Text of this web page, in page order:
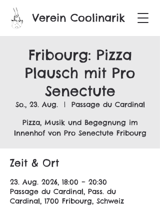
Verein Coolinarik
Fribourg: Pizza
Plausch mit Pro
Senectute
So., 23. Aug.
  |
Passage du Cardinal
Pizza, Musik und Begegnung im
Innenhof von Pro Senectute Fribourg
Zeit & Ort
23. Aug. 2026, 18:00 – 20:30
Passage du Cardinal, Pass. du
Cardinal, 1700 Fribourg, Schweiz